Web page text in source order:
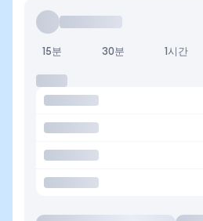
15분 30분 1시간